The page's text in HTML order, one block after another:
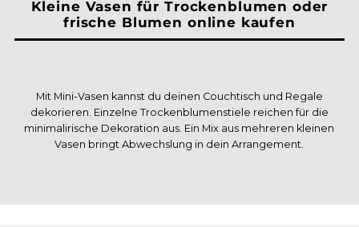
Kleine Vasen für Trockenblumen oder
frische Blumen online kaufen
Mit Mini-Vasen kannst du deinen Couchtisch und Regale
dekorieren. Einzelne Trockenblumenstiele reichen für die
minimalirische Dekoration aus. Ein Mix aus mehreren kleinen
Vasen bringt Abwechslung in dein Arrangement.